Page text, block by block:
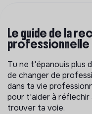
Le guide de la
professionnelle
Tu ne t'épanouis plus
de changer de
dans ta vie
pour t'aider à
trouver ta voie.